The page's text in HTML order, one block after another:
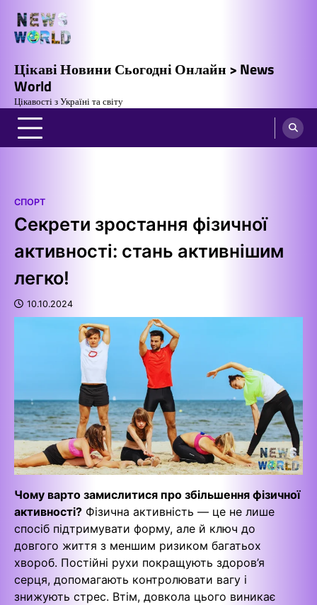
вмісту
Цікаві Новини Сьогодні Онлайн > News
World
Цікавості з Україні та світу
СПОРТ
Секрети зростання фізичної
активності: стань активнішим
легко!
10.10.2024
Чому варто замислитися про збільшення фізичної
активності? Фізична активність — це не лише
спосіб підтримувати форму, але й ключ до
довгого життя з меншим ризиком багатьох
хвороб. Постійні рухи покращують здоров’я
серця, допомагають контролювати вагу і
знижують стрес. Втім, довкола цього виникає